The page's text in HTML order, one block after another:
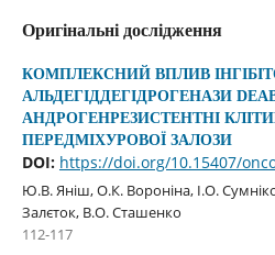
Оригінальні дослідження
КОМПЛЕКСНИЙ ВПЛИВ
АЛЬДЕГІДДЕГІДРОГЕНАЗИ
АНДРОГЕНРЕЗИСТЕНТНІ
ПЕРЕДМІХУРОВОЇ ЗАЛОЗИ
DOI: https://doi.org/10.15407/
Ю.В. Яніш, О.К. Вороніна, І.О.
Залєток, В.О. Сташенко
112-117